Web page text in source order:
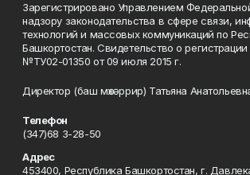
Зарегистрировано Управлением
надзору законодательства в сфере связи,
технологий и массовых коммуникаций по
Башкортостан. Свидетельство о
№ТУ02-01350 от 09 июля 2015 г.
Директор (баш мөхәррир) Татьяна
Телефон
(347)68 3-28-50
Адрес
453400, Республика Башкортостан, г.